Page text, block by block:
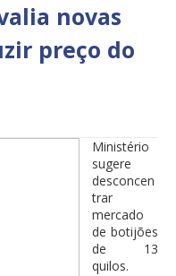
novas
preço do
Ministério
sugere
desconcen
trar
mercado
de botijões
de 13
quilos.